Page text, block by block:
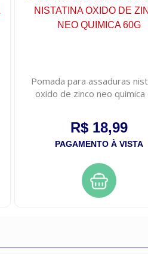
Pomada para assaduras
oxido de zinco neo quimica
R$ 18,99
PAGAMENTO À VISTA